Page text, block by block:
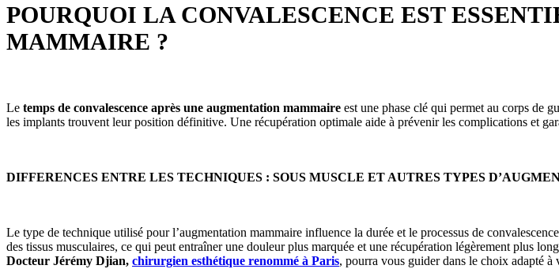
POURQUOI LA CONVALESCENCE EST
MAMMAIRE ?
Le temps de convalescence après une augmentation mammaire est une phase clé qui permet au corps de
les implants trouvent leur position définitive. Une récupération optimale aide à prévenir les complications et
DIFFERENCES ENTRE LES TECHNIQUES : SOUS MUSCLE ET AUTRES TYPES
Le type de technique utilisé pour l’augmentation mammaire influence la durée et le processus de
des tissus musculaires, ce qui peut entraîner une douleur plus marquée et une récupération légèrement plus
Docteur Jérémy Djian, chirurgien esthétique renommé à Paris, pourra vous guider dans le choix adapté à